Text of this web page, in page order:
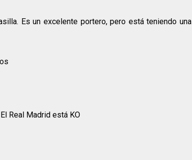
Es un excelente portero, pero está teniendo una
Real Madrid está KO